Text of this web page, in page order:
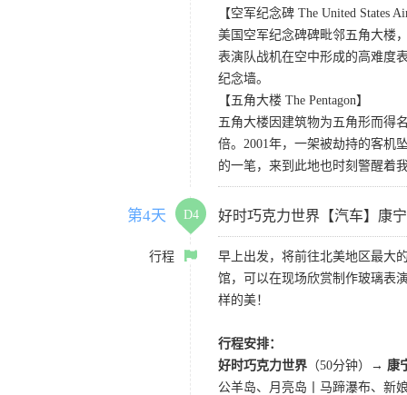
【空军纪念碑 The United States
美国空军纪念碑碑毗邻五角大楼
表演队战机在空中形成的高难度
纪念墙。
【五角大楼 The Pentagon】
五角大楼因建筑物为五角形而得
倍。2001年，一架被劫持的客机
的一笔，来到此地也时刻警醒着
第4天 D4 好时巧克力世界【汽车】康
行程
早上出发，将前往北美地区最大
馆，可以在现场欣赏制作玻璃表
样的美！
行程安排：
好时巧克力世界 （50分钟）→ 康
公羊岛、月亮岛丨马蹄瀑布、新